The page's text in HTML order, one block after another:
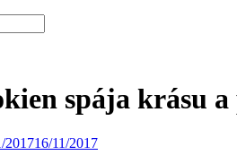
spája krásu
201716/11/2017